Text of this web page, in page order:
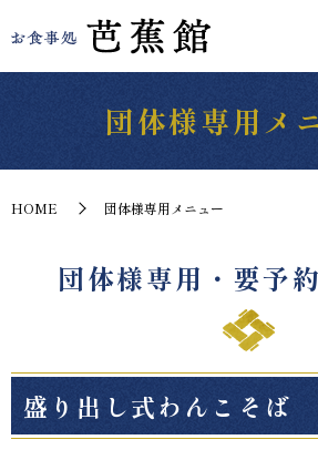
団体様専用メ
HOME 団体様専用メニュー
団体様専用・要予
盛り出し式わんこそば